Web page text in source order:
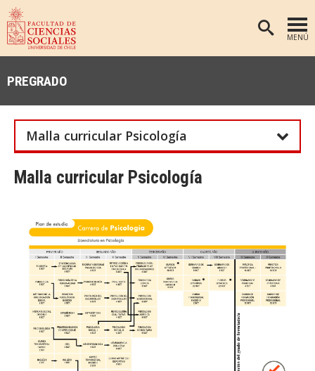
MENÚ
DEPARTAMENTOS
ANTROPOLOGÍA
EDUCACIÓN
SOCIOLOGÍA
TRABAJO SOCIAL
PREGRADO
POSTGRADO
PUBLICACIONES
EXTENSIÓN
BIBLIOTECA
ADMISIÓN
ESTUDIANTES
ACADÉMICOS
PREGRADO
Malla curricular Psicología
Malla curricular Psicología